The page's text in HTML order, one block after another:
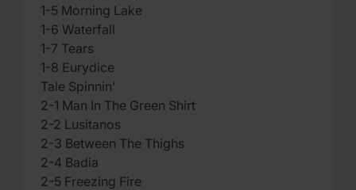
1-5 Morning Lake
1-6 Waterfall
1-7 Tears
1-8 Eurydice
Tale Spinnin'
2-1 Man In The Green Shirt
2-2 Lusitanos
2-3 Between The Thighs
2-4 Badia
2-5 Freezing Fire